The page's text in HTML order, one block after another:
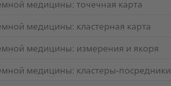
медицины: точечная карта
медицины: кластерная карта
медицины: измерения и якоря
медицины: кластеры-посредники